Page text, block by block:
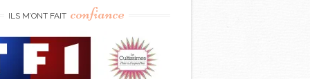
ILS M’ONT FAIT confiance